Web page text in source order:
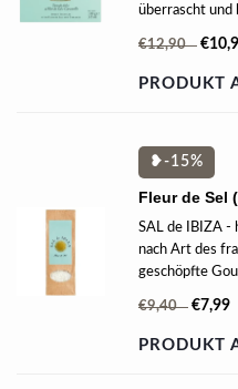
überrascht und
€12,90
PRODUKT
❥-15%
Fleur de Sel
SAL de IBIZA -
nach Art des
geschöpfte
€9,40 €7,99
PRODUKT